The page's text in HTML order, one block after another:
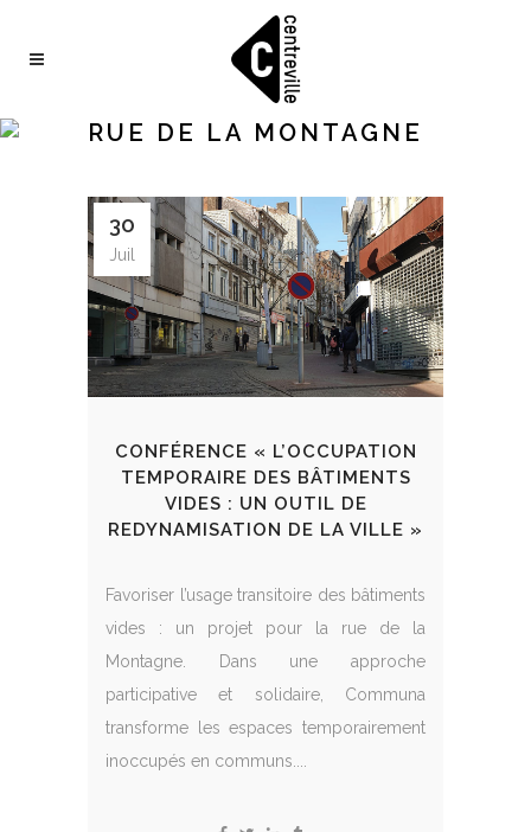
RUE DE LA MONTAGNE
30
Juil
CONFÉRENCE « L’OCCUPATION
TEMPORAIRE DES BÂTIMENTS
VIDES : UN OUTIL DE
REDYNAMISATION DE LA VILLE »
Favoriser l’usage transitoire des bâtiments
vides : un projet pour la rue de la
Montagne. Dans une approche
participative et solidaire, Communa
transforme les espaces temporairement
inoccupés en communs....